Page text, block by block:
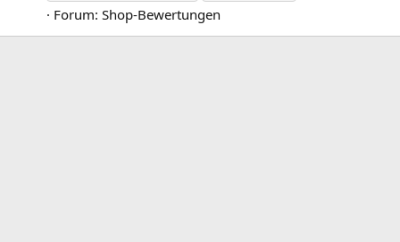
Forum: Shop-Bewertungen